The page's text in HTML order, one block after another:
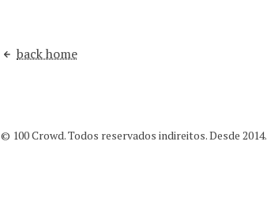
back home
© 100 Crowd. Todos reservados indireitos. Desde 2014.